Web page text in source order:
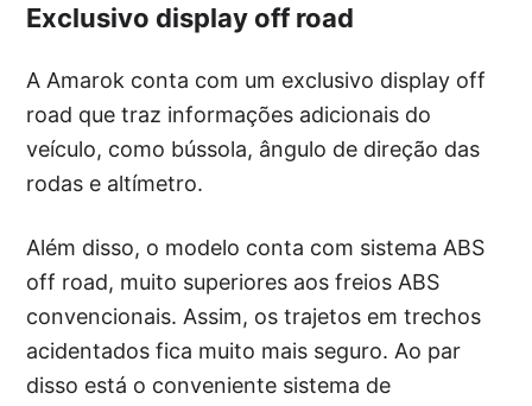
Exclusivo display off road
A Amarok conta com um exclusivo display off
road que traz informações adicionais do
veículo, como bússola, ângulo de direção das
rodas e altímetro.
Além disso, o modelo conta com sistema ABS
off road, muito superiores aos freios ABS
convencionais. Assim, os trajetos em trechos
acidentados fica muito mais seguro. Ao par
disso está o conveniente sistema de